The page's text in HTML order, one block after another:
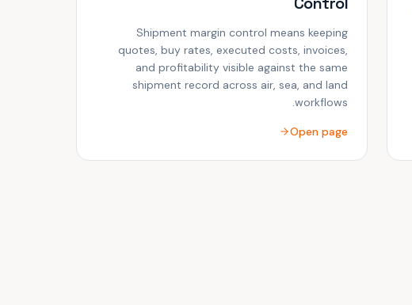
Shipment margin control means keeping
quotes, buy rates, executed costs, invoices,
and profitability visible against the same
shipment record across air, sea, and land
workflows.
Open page